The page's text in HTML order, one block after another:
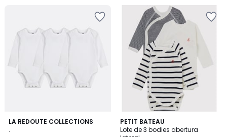
LA REDOUTE COLLECTIONS
.
PETIT BATEAU
Lote de 3 bodies abertura
4
/